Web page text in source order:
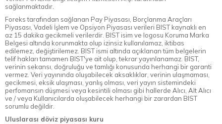
sağlanmaktadır.
Foreks tarafından sağlanan Pay Piyasası, Borçlanma Araçları
Piyasası, Vadeli İşlem ve Opsiyon Piyasası verileri BIST kaynaklı en
az 15 dakika gecikmeli verilerdir. BIST isim ve logosu Koruma Marka
Belgesi altında korunmakta olup izinsiz kullanılamaz, iktibas
edilemez, değiştirilemez. BIST ismi altında açıklanan tüm belgelerin
telif hakları tamamen BIST'ye ait olup, tekrar yayınlanamaz. BIST,
verinin sekansı, doğruluğu ve tamlığı konusunda herhangi bir garanti
vermez. Veri yayınında oluşabilecek aksaklıklar, verinin ulaşmaması,
gecikmesi, eksik ulaşması, yanlış olması, veri yayın sistemindeki
perfomansın düşmesi veya kesintili olması gibi hallerde Alıcı, Alt Alıcı
ve / veya Kullanıcılarda oluşabilecek herhangi bir zarardan BIST
sorumlu değildir.
Uluslarası döviz piyasası kuru